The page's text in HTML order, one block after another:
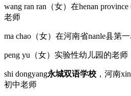
wang ran ran（女）在henan
老师
ma chao（女）在河南省nanle县第
peng yu（女）实验性幼儿园的老师
shi dongyang永城双语学校 ，河南
初中老师